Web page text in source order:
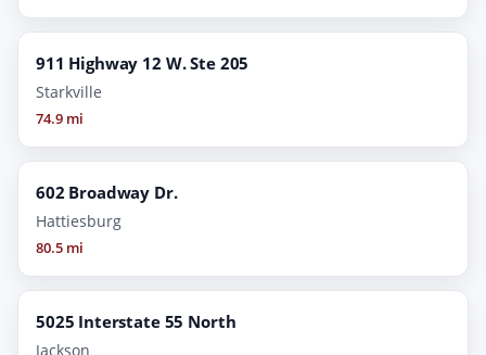
911 Highway 12 W. Ste 205
Starkville
74.9 mi
602 Broadway Dr.
Hattiesburg
80.5 mi
5025 Interstate 55 North
Jackson